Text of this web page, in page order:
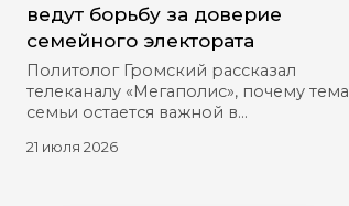
ведут борьбу за доверие
семейного электората
Политолог Громский рассказал
телеканалу «Мегаполис», почему тема
семьи остается важной в
21 июля 2026